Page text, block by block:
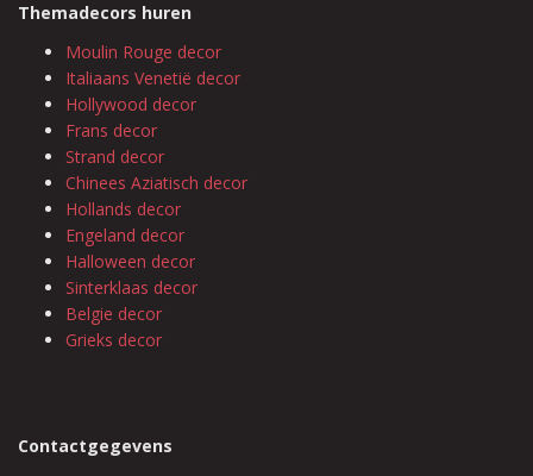
Themadecors huren
Moulin Rouge decor
Italiaans Venetië decor
Hollywood decor
Frans decor
Strand decor
Chinees Aziatisch decor
Hollands decor
Engeland decor
Halloween decor
Sinterklaas decor
Belgie decor
Grieks decor
Contactgegevens